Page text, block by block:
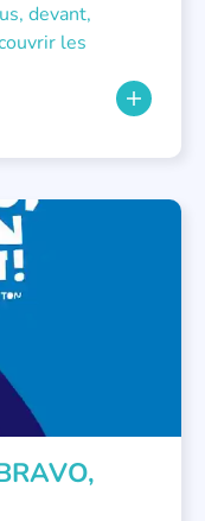
devant,
les